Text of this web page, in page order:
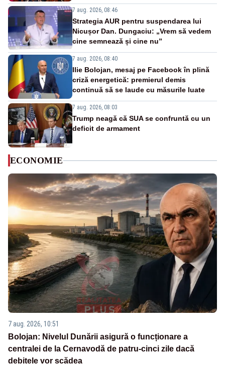
7 aug. 2026, 08:46
Strategia AUR pentru suspendarea lui
Nicușor Dan. Dungaciu: „Vrem să vedem
cine semnează și cine nu”
7 aug. 2026, 08:40
Ilie Bolojan, mesaj pe Facebook în plină
criză energetică: premierul demis
continuă să se laude cu măsurile luate
7 aug. 2026, 08:03
Trump neagă că SUA se confruntă cu un
deficit de armament
ECONOMIE
7 aug. 2026, 10:51
Bolojan: Nivelul Dunării asigură o funcționare a
centralei de la Cernavodă de patru-cinci zile dacă
debitele vor scădea